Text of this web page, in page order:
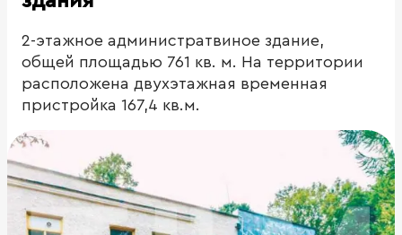
2-этажное администратвиное здание,
общей площадью 761 кв. м. На территории
расположена двухэтажная временная
пристройка 167,4 кв.м.